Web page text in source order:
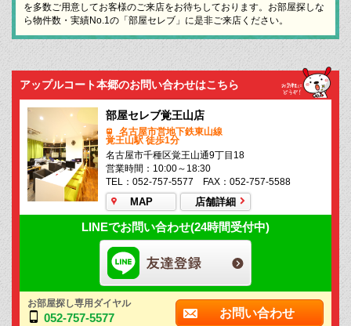
を多数ご用意してお客様のご来店をお待ちしております。お部屋探しな
ら物件数・実績No.1の「部屋セレブ」に是非ご来店ください。
アップルコート本郷のお問い合わせはこちら
部屋セレブ覚王山店
名古屋市営地下鉄東山線
覚王山駅 徒歩1分
名古屋市千種区覚王山通9丁目18
営業時間：10:00～18:30
TEL：052-757-5577 FAX：052-757-5588
MAP 店舗詳細
LINEでお問い合わせ(24時間受付中)
お部屋探し専用ダイヤル
052-757-5577 お問い合わせ